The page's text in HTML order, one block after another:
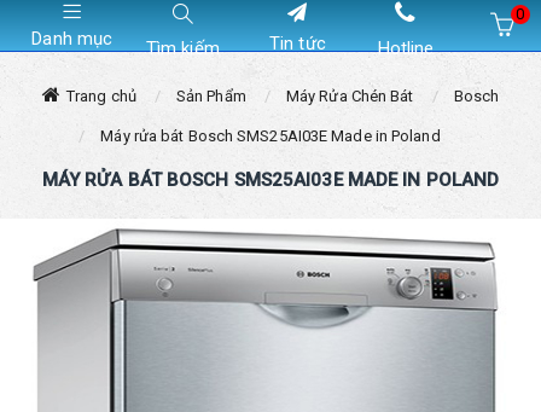
Danh mục Tìm kiếm Tin tức Hotline
0
Trang chủ Sản Phẩm Máy Rửa Chén Bát Bosch
Máy rửa bát Bosch SMS25AI03E Made in Poland
MÁY RỬA BÁT BOSCH SMS25AI03E MADE IN POLAND